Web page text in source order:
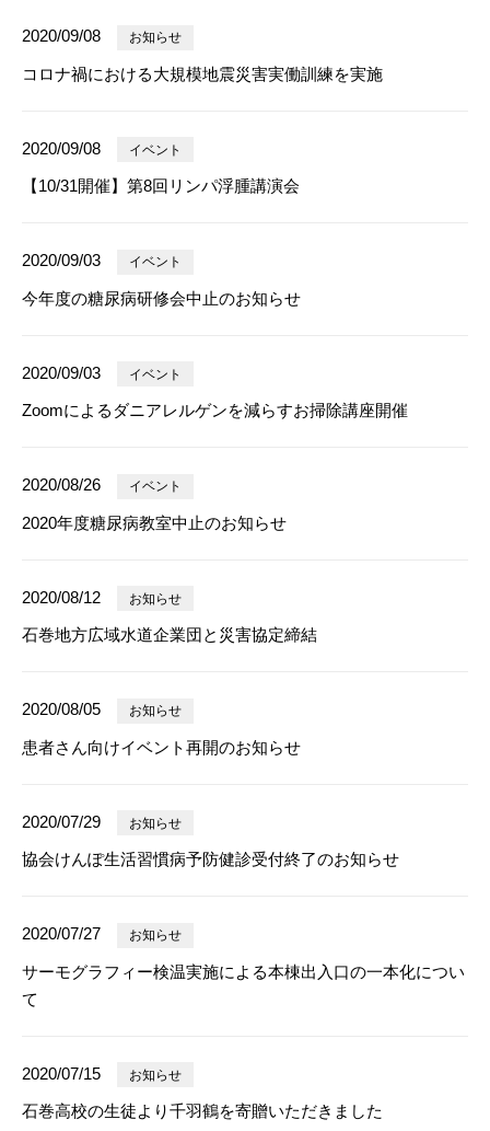
2020/09/08 お知らせ
コロナ禍における大規模地震災害実働訓練を実施
2020/09/08 イベント
【10/31開催】第8回リンパ浮腫講演会
2020/09/03 イベント
今年度の糖尿病研修会中止のお知らせ
2020/09/03 イベント
Zoomによるダニアレルゲンを減らすお掃除講座開催
2020/08/26 イベント
2020年度糖尿病教室中止のお知らせ
2020/08/12 お知らせ
石巻地方広域水道企業団と災害協定締結
2020/08/05 お知らせ
患者さん向けイベント再開のお知らせ
2020/07/29 お知らせ
協会けんぽ生活習慣病予防健診受付終了のお知らせ
2020/07/27 お知らせ
サーモグラフィー検温実施による本棟出入口の一本化につい
て
2020/07/15 お知らせ
石巻高校の生徒より千羽鶴を寄贈いただきました